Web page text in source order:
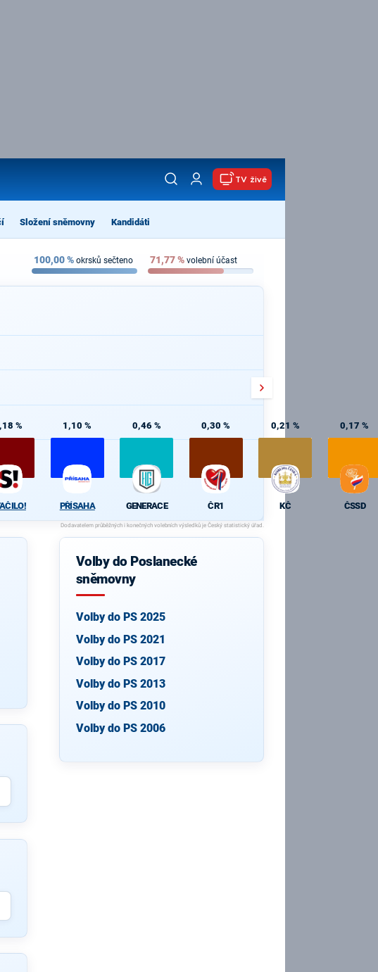
TV živě
Složení sněmovny Kandidáti
100,00% okrsků sečteno 71,77% volební účast
% 1,10 %
PŘÍSAHA
0,46 %
GENERACE
0,30 %
ČR1
0,21 %
KČ
0,17 %
ČSSD
Volby do Poslanecké
sněmovny
Volby do PS 2025
Volby do PS 2021
Volby do PS 2017
Volby do PS 2013
Volby do PS 2010
Volby do PS 2006